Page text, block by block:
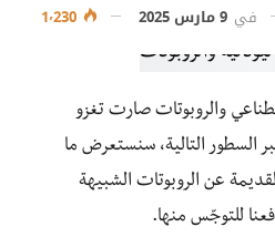
في 9 مارس 2025
والروبوتات صارت تغزو
السطور التالية، سنستعرض ما
القديمة عن الروبوتات الشبيهة
للتوجّس منها.